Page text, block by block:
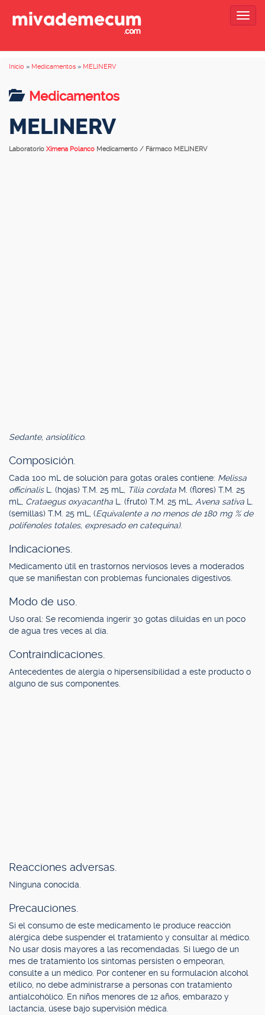
Inicio » Medicamentos » MELINERV
Medicamentos
MELINERV
Laboratorio Ximena Polanco Medicamento / Fármaco MELINERV
Sedante, ansiolítico.
Composición.
Cada 100 mL de solución para gotas orales contiene: Melissa
officinalis L. (hojas) T.M. 25 mL, Tilia cordata M. (flores) T.M. 25
mL, Crataegus oxyacantha L. (fruto) T.M. 25 mL, Avena sativa L.
(semillas) T.M. 25 mL, (Equivalente a no menos de 180 mg % de
polifenoles totales, expresado en catequina).
Indicaciones.
Medicamento útil en trastornos nerviosos leves a moderados
que se manifiestan con problemas funcionales digestivos.
Modo de uso.
Uso oral: Se recomienda ingerir 30 gotas diluidas en un poco
de agua tres veces al día.
Contraindicaciones.
Antecedentes de alergia o hipersensibilidad a este producto o
alguno de sus componentes.
Reacciones adversas.
Ninguna conocida.
Precauciones.
Si el consumo de este medicamento le produce reacción
alérgica debe suspender el tratamiento y consultar al médico.
No usar dosis mayores a las recomendadas. Si luego de un
mes de tratamiento los síntomas persisten o empeoran,
consulte a un médico. Por contener en su formulación alcohol
etílico, no debe administrarse a personas con tratamiento
antialcohólico. En niños menores de 12 años, embarazo y
lactancia, úsese bajo supervisión médica.